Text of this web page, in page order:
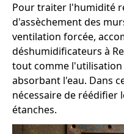
Pour traiter l'humidité
d'assèchement des
ventilation forcée,
déshumidificateurs à
tout comme
absorbant l'eau. Dans
nécessaire de réédifier
étanches.